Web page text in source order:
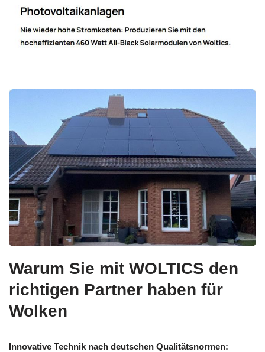
Warum Sie mit WOLTICS den
richtigen Partner haben für
Wolken
Innovative Technik nach deutschen Qualitätsnormen: